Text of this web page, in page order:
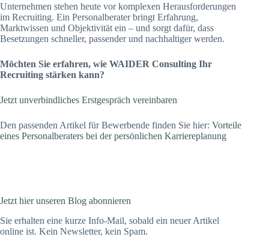
Unternehmen stehen heute vor komplexen Herausforderungen
im Recruiting. Ein Personalberater bringt Erfahrung,
Marktwissen und Objektivität ein – und sorgt dafür, dass
Besetzungen schneller, passender und nachhaltiger werden.
Möchten Sie erfahren, wie WAIDER Consulting Ihr
Recruiting stärken kann?
Jetzt unverbindliches Erstgespräch vereinbaren
Den passenden Artikel für Bewerbende finden Sie hier: Vorteile
eines Personalberaters bei der persönlichen Karriereplanung
Jetzt hier unseren Blog abonnieren
Sie erhalten eine kurze Info-Mail, sobald ein neuer Artikel
online ist. Kein Newsletter, kein Spam.